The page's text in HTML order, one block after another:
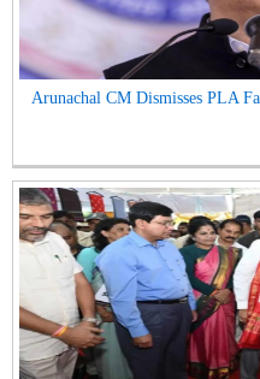
Arunachal CM Dismisses PLA